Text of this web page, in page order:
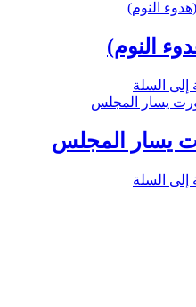
النوم)
إلى السلة
يسار المجلس
إلى السلة